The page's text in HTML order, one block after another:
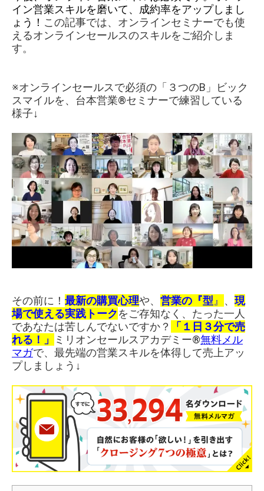
イン営業スキルを磨いて、成約率をアップしまし
ょう！ この記事では、オンラインセミナーでも使
えるオンラインセールスのスキルをご紹介しま
す。
※オンラインセールスで必須の「３つのB」ビック
スマイルを、台本営業®︎セミナーで練習している
様子↓
その前に！ 最新の購買心理や、 営業の『型 』 、 現
場で使える実践トークをご存知なく、たった一人
であなたは苦しんでないですか？
「１日３分で売
れる！」
ミリオンセールスアカデミー®︎無料メル
マガで、最先端の営業スキルを体得して売上アッ
プしましょう↓